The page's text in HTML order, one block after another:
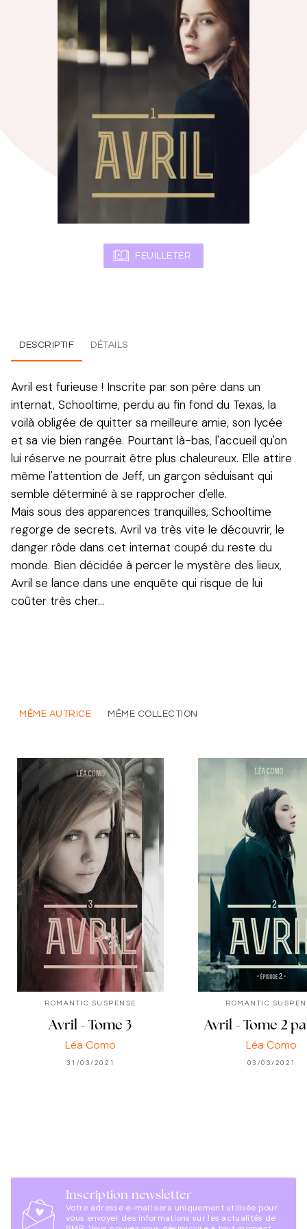
FEUILLETER
DESCRIPTIF DÉTAILS
Avril est furieuse ! Inscrite par son père dans un
internat, Schooltime, perdu au fin fond du Texas, la
voilà obligée de quitter sa meilleure amie, son lycée
et sa vie bien rangée. Pourtant là-bas, l'accueil qu'on
lui réserve ne pourrait être plus chaleureux. Elle attire
même l'attention de Jeff, un garçon séduisant qui
semble déterminé à se rapprocher d'elle.
Mais sous des apparences tranquilles, Schooltime
regorge de secrets. Avril va très vite le découvrir, le
danger rôde dans cet internat coupé du reste du
monde. Bien décidée à percer le mystère des lieux,
Avril se lance dans une enquête qui risque de lui
coûter très cher…
MÊME AUTRICE MÊME COLLECTION
ROMANTIC SUSPENSE
Avril - Tome 3
Léa Como
31/03/2021
ROMANTIC
Avril - Tome 2
Léa Como
03/03/2021
Inscription newsletter
Votre adresse e-mail sera uniquement utilisée pour
vous envoyer des informations sur les actualités de